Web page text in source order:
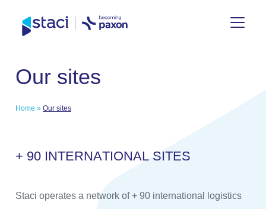
Group
Our sites
Home » Our sites
+ 90 INTERNATIONAL SITES
Staci operates a network of + 90 international logistics